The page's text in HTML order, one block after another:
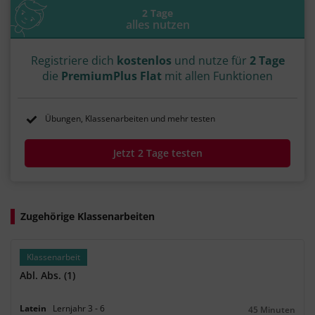
2 Tage
alles nutzen
Registriere dich kostenlos und nutze für 2 Tage
die PremiumPlus Flat mit allen Funktionen
Übungen, Klassenarbeiten und mehr testen
Jetzt 2 Tage testen
Zugehörige Klassenarbeiten
Klassenarbeit
Abl. Abs. (1)
Latein Lernjahr 3 ‐ 6 45 Minuten